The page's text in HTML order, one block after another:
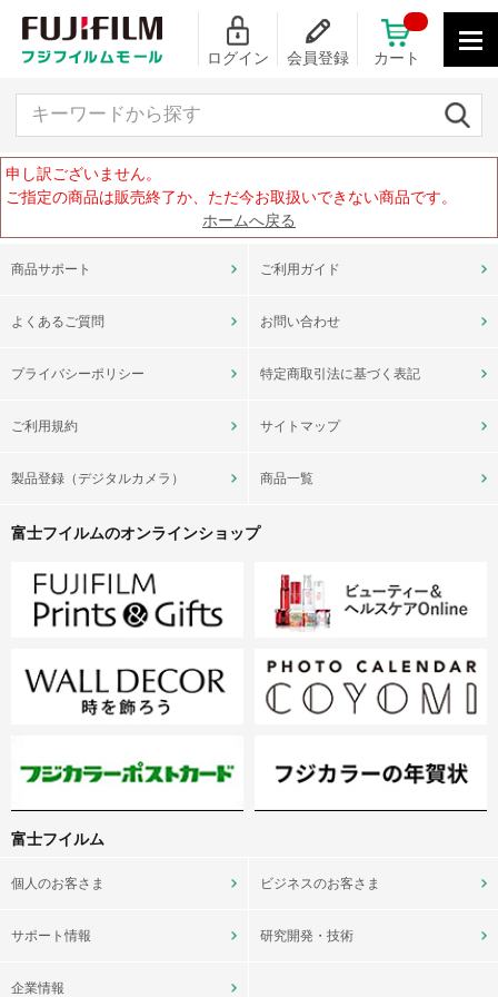
ログイン 会員登録
申し訳ございません。
ご指定の商品は販売終了か、ただ今お取扱いできない商品です。
ホームへ戻る
商品サポート ご利用ガイド
よくあるご質問 お問い合わせ
プライバシーポリシー 特定商取引法に基づく表記
ご利用規約 サイトマップ
製品登録（デジタルカメラ） 商品一覧
富士フイルムのオンラインショップ
富士フイルム
個人のお客さま ビジネスのお客さま
サポート情報 研究開発・技術
企業情報